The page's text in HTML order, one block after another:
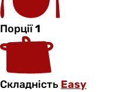
Порції1
Складність Easy